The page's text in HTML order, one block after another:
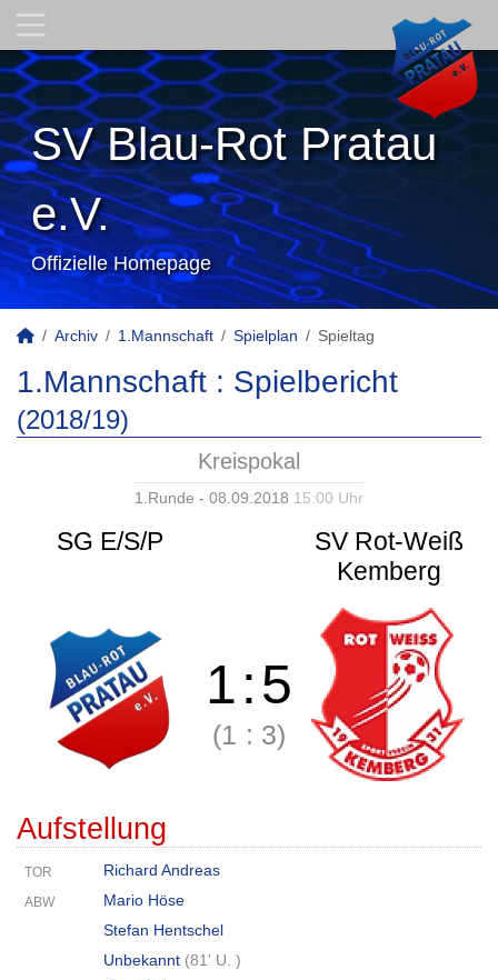
SV Blau-Rot Pratau
e.V.
Offizielle Homepage
Archiv 1.Mannschaft Spielplan Spieltag
1.Mannschaft : Spielbericht
(2018/19)
Kreispokal
1.Runde - 08.09.2018 15:00 Uhr
SG E/S/P
SV Rot-Weiß
Kemberg
1:5
(1 : 3)
Aufstellung
TOR Richard Andreas
ABW
Mario Höse
Stefan Hentschel
Unbekannt (81' U. )